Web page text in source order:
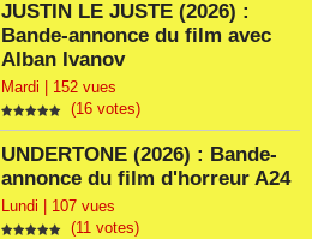
JUSTIN LE JUSTE (2026) :
Bande-annonce du film avec
Alban Ivanov
Mardi | 152 vues
(16 votes)
UNDERTONE (2026) : Bande-
annonce du film d'horreur A24
Lundi | 107 vues
(11 votes)